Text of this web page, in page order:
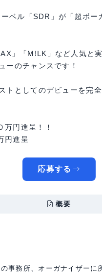
ベル「SDR」が「超ボー
」「M!LK」など人気と
ーのチャンスです！
トとしてのデビューを完
万円進呈！！
円進呈
応募する
概要
の事務所、オーガナイザー